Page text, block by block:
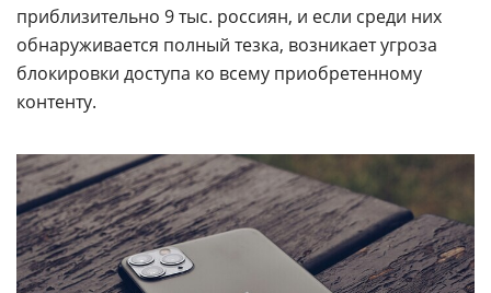
приблизительно 9 тыс. россиян, и если среди них
обнаруживается полный тезка, возникает угроза
блокировки доступа ко всему приобретенному
контенту.